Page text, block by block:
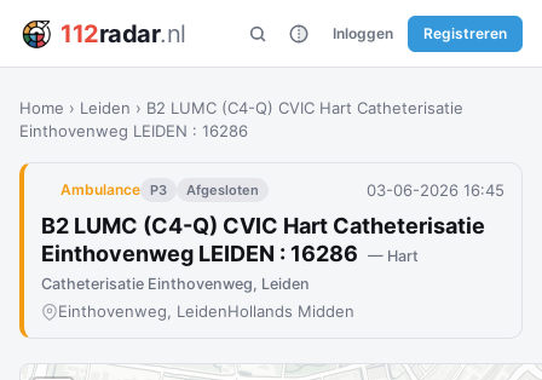
112radar.nl Inloggen Registreren
Home › Leiden › B2 LUMC (C4-Q) CVIC Hart Catheterisatie
Einthovenweg LEIDEN : 16286
Ambulance P3 Afgesloten 03-06-2026 16:45
B2 LUMC (C4-Q) CVIC Hart Catheterisatie
Einthovenweg LEIDEN : 16286 — Hart
Catheterisatie Einthovenweg, Leiden
Einthovenweg, LeidenHollands Midden